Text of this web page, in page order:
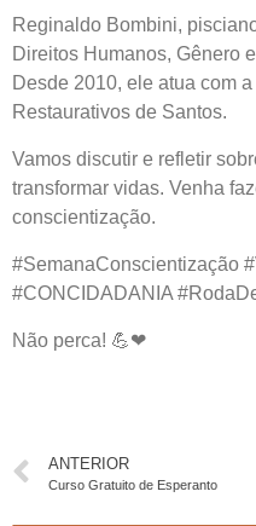
Reginaldo Bombini,
Direitos Humanos, Gênero
Desde 2010, ele atua com
Restaurativos de Santos.
Vamos discutir e refletir
transformar vidas. Venha
conscientização.
#SemanaConscientização
#CONCIDADANIA
Não perca! 💪❤
ANTERIOR
Curso Gratuito de Esperanto